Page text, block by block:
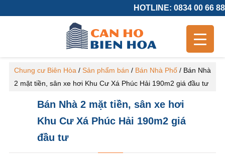
HOTLINE: 0834 00 66 88
Chung cư Biên Hòa / Sản phẩm bán / Bán Nhà Phố/ Bán Nhà
2 mặt tiền, sân xe hơi Khu Cư Xá Phúc Hải 190m2 giá đầu tư
Bán Nhà 2 mặt tiền, sân xe hơi
Khu Cư Xá Phúc Hải 190m2 giá
đầu tư